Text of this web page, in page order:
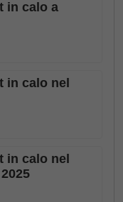
in calo a
in calo nel
in calo nel